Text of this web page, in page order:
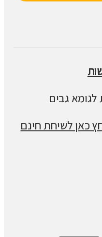
לגומא גבים
כאן לשיחת חינם